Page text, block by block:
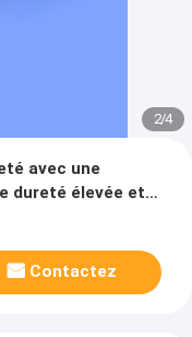
2/4
avec une
dureté élevée et
Contactez